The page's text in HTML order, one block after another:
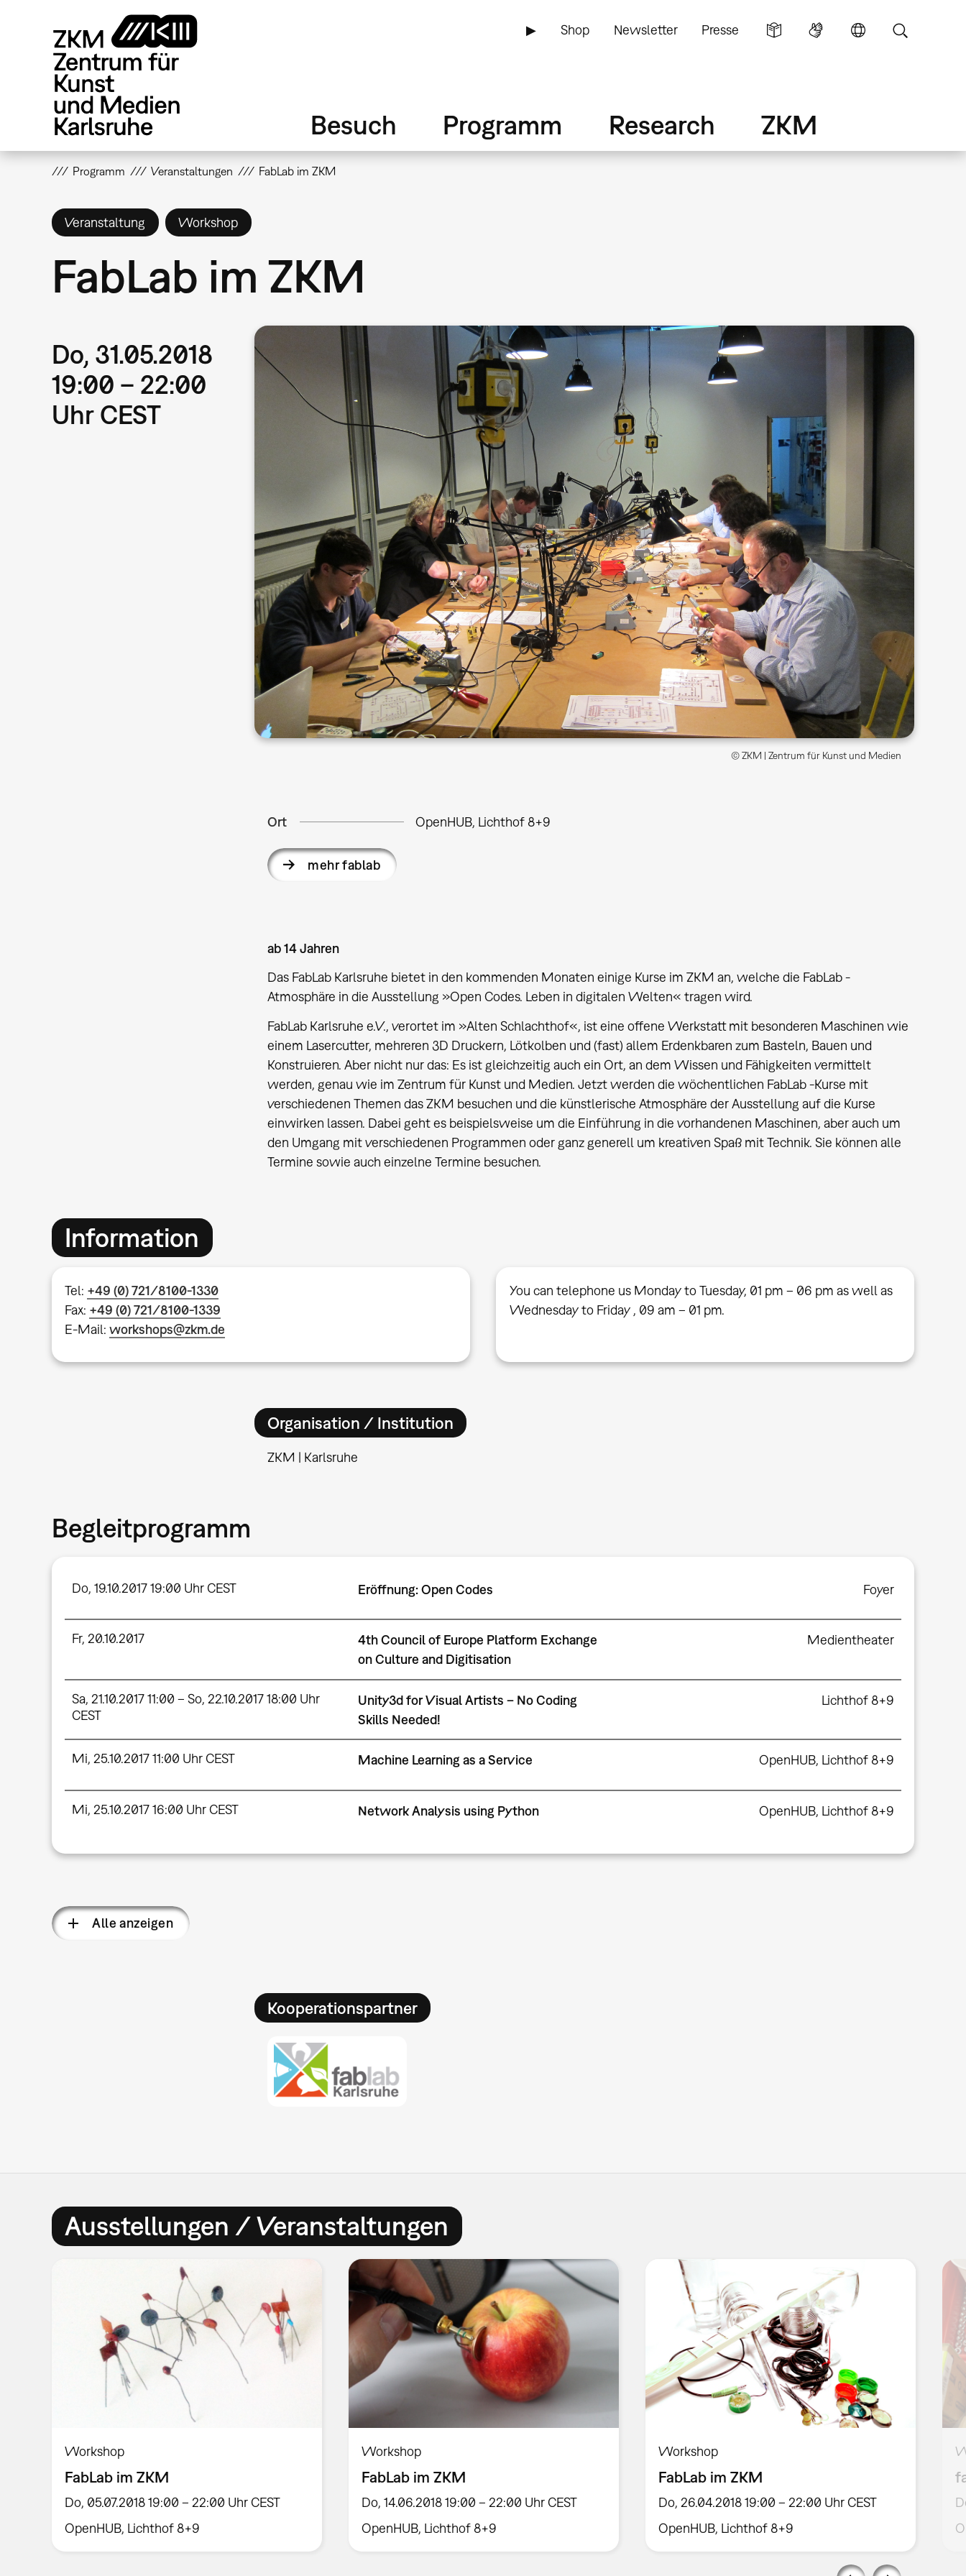
▶ Shop Newsletter Presse
Besuch Programm Research ZKM
Programm Veranstaltungen FabLab im ZKM
Veranstaltung Workshop
FabLab im ZKM
Do, 31.05.2018
19:00 – 22:00
Uhr CEST
© ZKM | Zentrum für Kunst und Medien
Ort OpenHUB, Lichthof 8+9
mehr fablab
ab 14 Jahren
Das FabLab Karlsruhe bietet in den kommenden Monaten einige Kurse im ZKM an, welche die FabLab -
Atmosphäre in die Ausstellung »Open Codes. Leben in digitalen Welten« tragen wird.
FabLab Karlsruhe e.V., verortet im »Alten Schlachthof«, ist eine offene Werkstatt mit besonderen Maschinen wie
einem Lasercutter, mehreren 3D Druckern, Lötkolben und (fast) allem Erdenkbaren zum Basteln, Bauen und
Konstruieren. Aber nicht nur das: Es ist gleichzeitig auch ein Ort, an dem Wissen und Fähigkeiten vermittelt
werden, genau wie im Zentrum für Kunst und Medien. Jetzt werden die wöchentlichen FabLab -Kurse mit
verschiedenen Themen das ZKM besuchen und die künstlerische Atmosphäre der Ausstellung auf die Kurse
einwirken lassen. Dabei geht es beispielsweise um die Einführung in die vorhandenen Maschinen, aber auch um
den Umgang mit verschiedenen Programmen oder ganz generell um kreativen Spaß mit Technik. Sie können alle
Termine sowie auch einzelne Termine besuchen.
Information
Tel: +49 (0) 721/8100-1330
Fax: +49 (0) 721/8100-1339
E-Mail:workshops@zkm.de
You can telephone us Monday to Tuesday, 01 pm – 06 pm as well as
Wednesday to Friday , 09 am – 01 pm.
Organisation / Institution
ZKM | Karlsruhe
Begleitprogramm
Do, 19.10.2017 19:00 Uhr CEST Eröffnung: Open Codes Foyer
Fr, 20.10.2017
4th Council of Europe Platform Exchange
on Culture and Digitisation
Medientheater
Sa, 21.10.2017 11:00 – So, 22.10.2017 18:00 Uhr
CEST
Unity3d for Visual Artists – No Coding
Skills Needed!
Lichthof 8+9
Mi, 25.10.2017 11:00 Uhr CEST Machine Learning as a Service OpenHUB, Lichthof 8+9
Mi, 25.10.2017 16:00 Uhr CEST Network Analysis using Python OpenHUB, Lichthof 8+9
Alle anzeigen
Kooperationspartner
Ausstellungen / Veranstaltungen
Workshop
FabLab im ZKM
Do, 05.07.2018 19:00 – 22:00 Uhr CEST
OpenHUB, Lichthof 8+9
Workshop
FabLab im ZKM
Do, 14.06.2018 19:00 – 22:00 Uhr CEST
OpenHUB, Lichthof 8+9
Workshop
FabLab im ZKM
Do, 26.04.2018 19:00 – 22:00 Uhr CEST
OpenHUB, Lichthof 8+9